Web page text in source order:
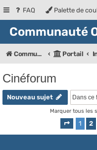
FAQ Palette de
Communauté
Communauté OXyGeN Portail
Cinéforum
Nouveau sujet
Marquer tous les
Page 1
1 2